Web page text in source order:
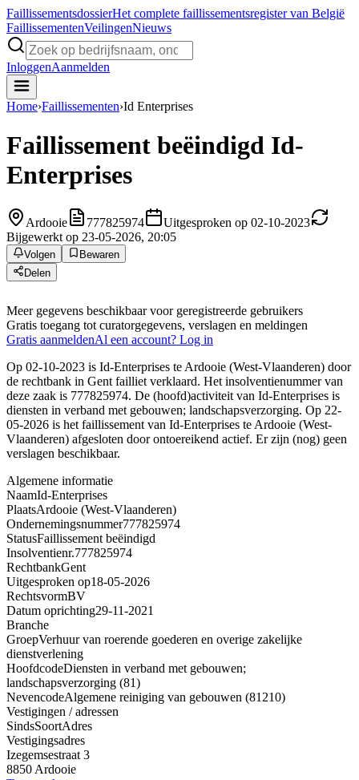
FaillissementsdossierHet complete faillissementsregister van België
FaillissementenVeilingenNieuws
InloggenAanmelden
Home›Faillissementen›Id Enterprises
Faillissement beëindigd Id-
Enterprises
Ardooie 777825974
Uitgesproken op 02-10-2023
Bijgewerkt op 23-05-2026, 20:05
Volgen
Bewaren
Delen
Meer gegevens beschikbaar voor geregistreerde gebruikers
Gratis toegang tot curatorgegevens, verslagen en meldingen
Gratis aanmeldenAl een account? Log in
Op 02-10-2023 is Id-Enterprises te Ardooie (West-Vlaanderen) door
de rechtbank in Gent failliet verklaard. Het insolventienummer van
deze zaak is 777825974. De (hoofd)activiteit van Id-Enterprises is
diensten in verband met gebouwen; landschapsverzorging. Op 22-
05-2026 is het faillissement van Id-Enterprises te Ardooie (West-
Vlaanderen) afgesloten door ontoereikend actief. Er zijn (nog) geen
verslagen beschikbaar.
Algemene informatie
NaamId-Enterprises
PlaatsArdooie (West-Vlaanderen)
Ondernemingsnummer777825974
StatusFaillissement beëindigd
Insolventienr.777825974
RechtbankGent
Uitgesproken op18-05-2026
RechtsvormBV
Datum oprichting29-11-2021
Branche
GroepVerhuur van roerende goederen en overige zakelijke
dienstverlening
HoofdcodeDiensten in verband met gebouwen;
landschapsverzorging (81)
NevencodeAlgemene reiniging van gebouwen (81210)
Vestigingen / adressen
SindsSoortAdres
Vestigingsadres
Izegemsestraat 3
8850 Ardooie